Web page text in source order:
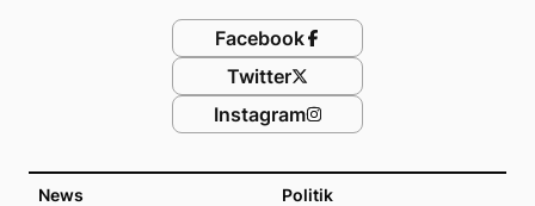
News Politik
Facebook
Twitter
Instagram